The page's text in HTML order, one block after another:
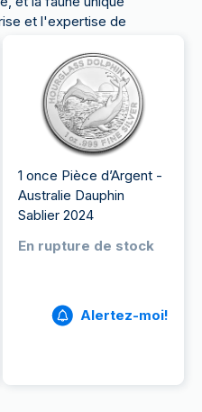
et l'expertise de
1 once Pièce d’Argent -
Australie Dauphin
Sablier 2024
En rupture de stock
Alertez-moi!